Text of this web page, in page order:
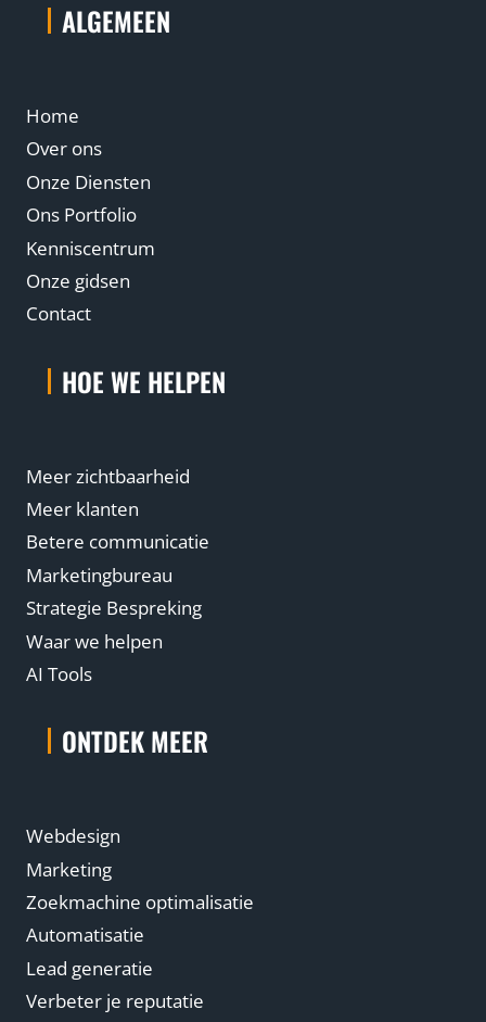
ALGEMEEN
Home
Over ons
Onze Diensten
Ons Portfolio
Kenniscentrum
Onze gidsen
Contact
HOE WE HELPEN
Meer zichtbaarheid
Meer klanten
Betere communicatie
Marketingbureau
Strategie Bespreking
Waar we helpen
AI Tools
ONTDEK MEER
Webdesign
Marketing
Zoekmachine optimalisatie
Automatisatie
Lead generatie
Verbeter je reputatie